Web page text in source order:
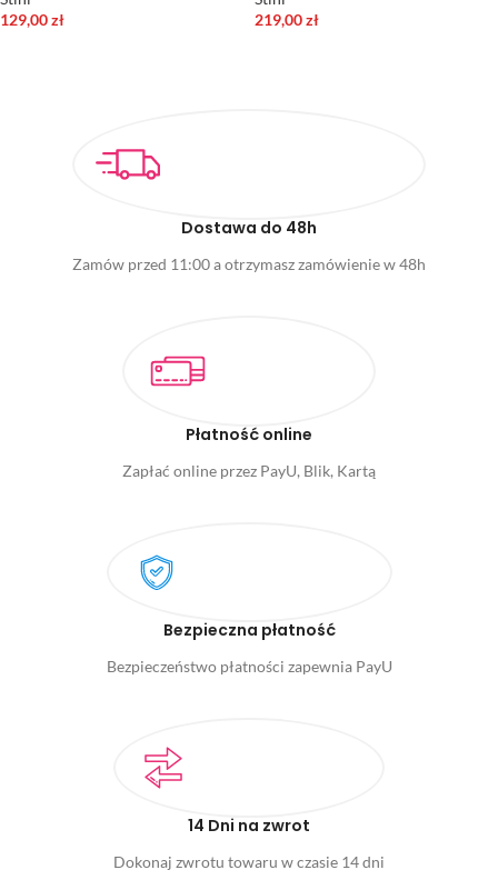
129,00zł
219,00zł
Dostawa do 48h
Zamów przed 11:00 a otrzymasz zamówienie w 48h
Płatność online
Zapłać online przez PayU, Blik, Kartą
Bezpieczna płatność
Bezpieczeństwo płatności zapewnia PayU
14 Dni na zwrot
Dokonaj zwrotu towaru w czasie 14 dni